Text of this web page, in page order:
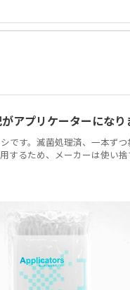
アプリケーターになり
です。滅菌処理済、一本ずつ
するため、メーカーは使い捨